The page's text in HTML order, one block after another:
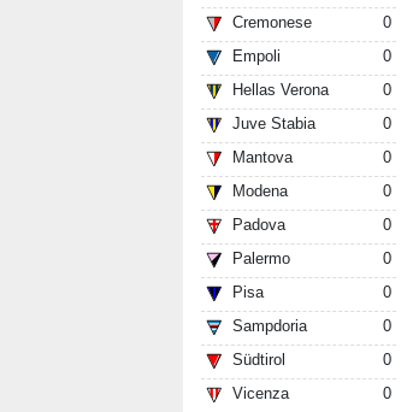
Cremonese
0
Empoli
0
Hellas Verona
0
Juve Stabia
0
Mantova
0
Modena
0
Padova
0
Palermo
0
Pisa
0
Sampdoria
0
Südtirol
0
Vicenza
0